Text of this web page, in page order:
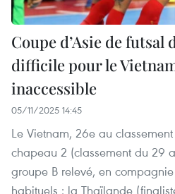
Coupe d’Asie de futsal
difficile pour le
inaccessible
05/11/2025 14:45
Le Vietnam, 26e au
chapeau 2 (classement du 29
groupe B relevé, en
habituels : la Thaïlande